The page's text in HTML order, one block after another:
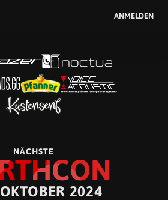
ANMELDEN
NÄCHSTE
2024